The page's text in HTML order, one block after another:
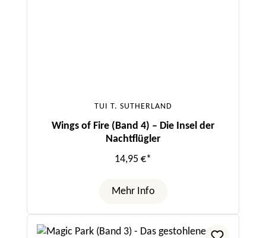
TUI T. SUTHERLAND
Wings of Fire (Band 4) – Die Insel der
Nachtflügler
14,95 €*
Mehr Info